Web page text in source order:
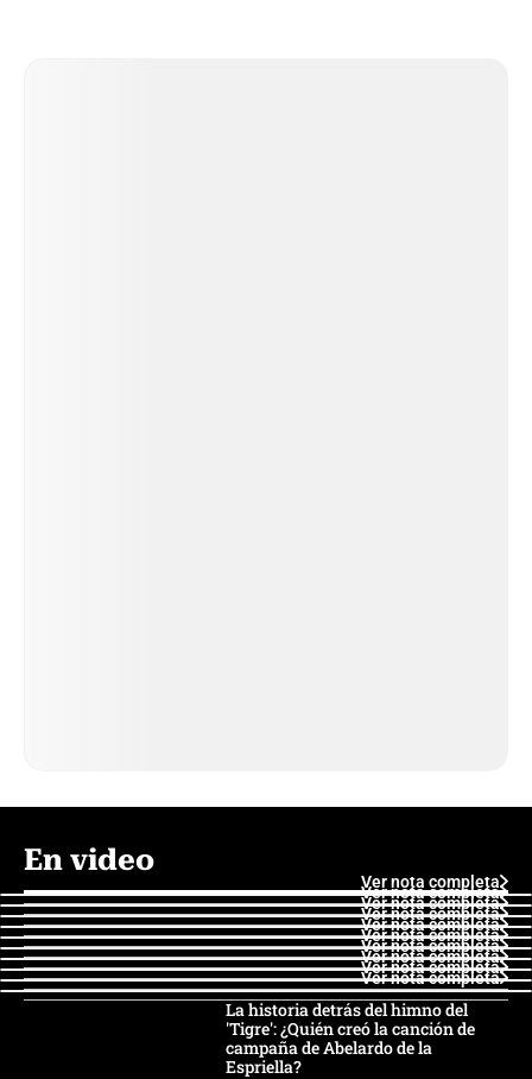
En video
Ver nota completa
Ver nota completa
Ver nota completa
Ver nota completa
Ver nota completa
Ver nota completa
Ver nota completa
Ver nota completa
Ver nota completa
Ver nota completa
La historia detrás del himno del
'Tigre': ¿Quién creó la canción de
campaña de Abelardo de la
Espriella?